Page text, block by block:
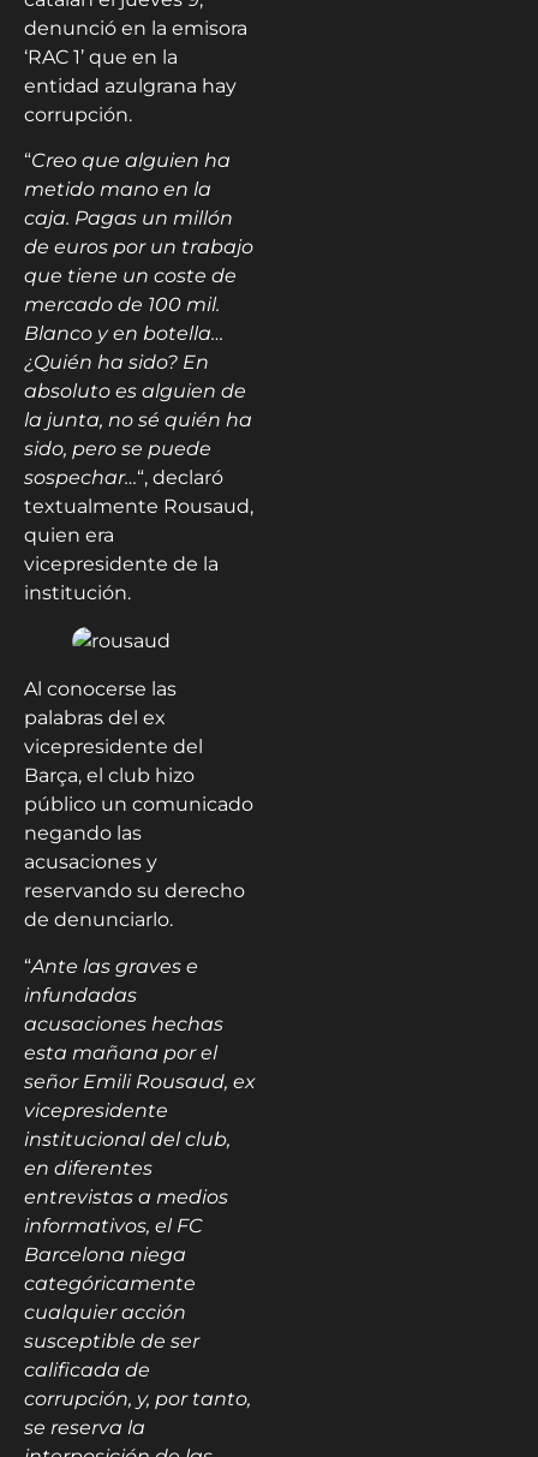
denunció en la emisora
‘RAC 1’ que en la
entidad azulgrana hay
corrupción.
“Creo que alguien ha
metido mano en la
caja. Pagas un millón
de euros por un trabajo
que tiene un coste de
mercado de 100 mil.
Blanco y en botella…
¿Quién ha sido? En
absoluto es alguien de
la junta, no sé quién ha
sido, pero se puede
sospechar…“, declaró
textualmente Rousaud,
quien era
vicepresidente de la
institución.
Al conocerse las
palabras del ex
vicepresidente del
Barça, el club hizo
público un comunicado
negando las
acusaciones y
reservando su derecho
de denunciarlo.
“Ante las graves e
infundadas
acusaciones hechas
esta mañana por el
señor Emili Rousaud, ex
vicepresidente
institucional del club,
en diferentes
entrevistas a medios
informativos, el FC
Barcelona niega
categóricamente
cualquier acción
susceptible de ser
calificada de
corrupción, y, por tanto,
se reserva la